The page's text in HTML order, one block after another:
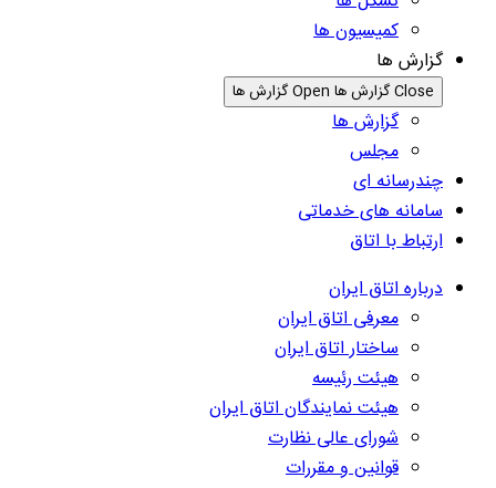
کمیسیون ها
گزارش ها
Close گزارش ها Open گزارش ها
گزارش ها
مجلس
چندرسانه ای
سامانه های خدماتی
ارتباط با اتاق
درباره اتاق ایران
معرفی اتاق ایران
ساختار اتاق ایران
هیئت رئیسه
هیئت نمایندگان اتاق ایران
شورای عالی نظارت
قوانین و مقررات